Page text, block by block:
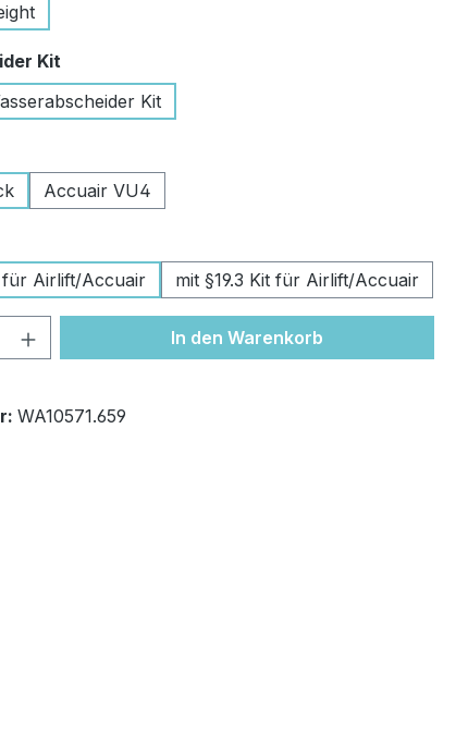
Kit
Kit
Accuair VU4
für Airlift/Accuair
mit §19.3 Kit für Airlift/Accuair
Gib den gewünschten Wert
In den Warenkorb
WA10571.659